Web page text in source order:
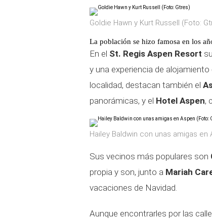
Goldie Hawn y Kurt Russell (Foto:
La población se hizo famosa en los
En el St. Regis Aspen Resort
y una experiencia de
localidad, destacan también el
panorámicas, y el Hotel Aspen,
Hailey Baldwin con unas amigas en
Sus vecinos más populares son
propia y son, junto a Mariah
vacaciones de Navidad.
Aunque encontrarles por las